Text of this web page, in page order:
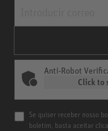
Anti-Robot
Click to
Se quiser receber nosso
boletim, basta aceitar